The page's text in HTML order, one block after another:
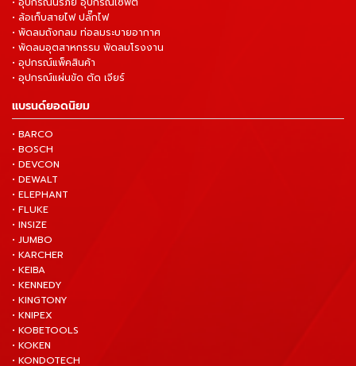
• ล้อเก็บสายไฟ ปลั๊กไฟ
• พัดลมถังกลม ท่อลมระบายอากาศ
• พัดลมอุตสาหกรรม พัดลมโรงงาน
• อุปกรณ์แพ็คสินค้า
• อุปกรณ์แผ่นขัด ตัด เจียร์
แบรนด์ยอดนิยม
• BARCO
• BOSCH
• DEVCON
• DEWALT
• ELEPHANT
• FLUKE
• INSIZE
• JUMBO
• KARCHER
• KEIBA
• KENNEDY
• KINGTONY
• KNIPEX
• KOBETOOLS
• KOKEN
• KONDOTECH